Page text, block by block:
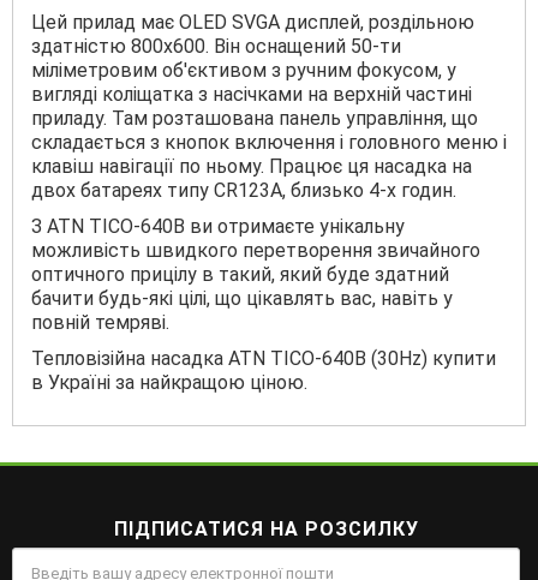
Цей прилад має OLED SVGA дисплей, роздільною
здатністю 800x600. Він оснащений 50-ти
міліметровим об'єктивом з ручним фокусом, у
вигляді коліщатка з насічками на верхній частині
приладу. Там розташована панель управління, що
складається з кнопок включення і головного меню і
клавіш навігації по ньому. Працює ця насадка на
двох батареях типу CR123A, близько 4-х годин.
З ATN TICO-640B ви отримаєте унікальну
можливість швидкого перетворення звичайного
оптичного прицілу в такий, який буде здатний
бачити будь-які цілі, що цікавлять вас, навіть у
повній темряві.
Тепловізійна насадка ATN TICO-640B (30Hz) купити
в Україні за найкращою ціною.
ПІДПИСАТИСЯ НА РОЗСИЛКУ